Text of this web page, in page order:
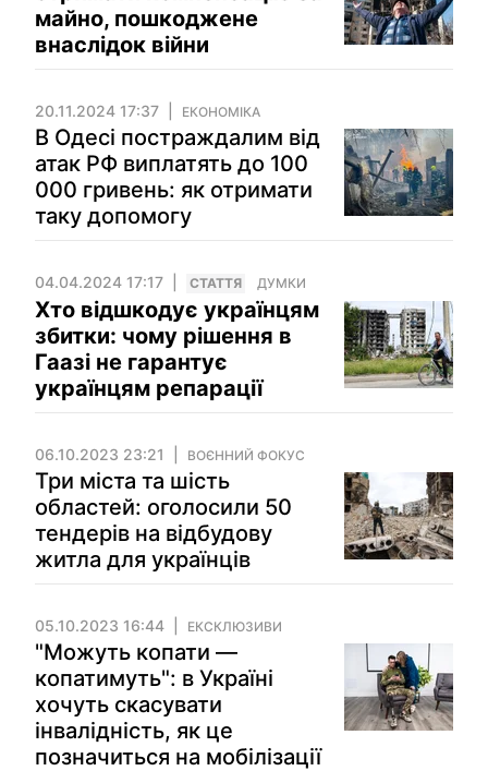
майно, пошкоджене
внаслідок війни
20.11.2024 17:37 ЕКОНОМІКА
В Одесі постраждалим від
атак РФ виплатять до 100
000 гривень: як отримати
таку допомогу
04.04.2024 17:17 СТАТТЯ ДУМКИ
Хто відшкодує українцям
збитки: чому рішення в
Гаазі не гарантує
українцям репарації
06.10.2023 23:21 ВОЄННИЙ ФОКУС
Три міста та шість
областей: оголосили 50
тендерів на відбудову
житла для українців
05.10.2023 16:44 ЕКСКЛЮЗИВИ
"Можуть копати —
копатимуть": в Україні
хочуть скасувати
інвалідність, як це
позначиться на мобілізації